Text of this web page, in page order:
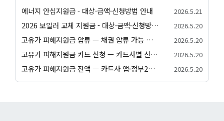
에너지 안심지원금 - 대상·금액·신청방법 안내 2026.5.21
2026 보일러 교체 지원금 - 대상·금액·신청방법 안내 2026.5.20
고유가 피해지원금 압류 — 채권 압류 가능 여부와 보호 절차 안내 2026.5.20
고유가 피해지원금 카드 신청 — 카드사별 신청 방법과 발급 절차 안내 2026.5.20
고유가 피해지원금 잔액 — 카드사 앱·정부24·앱별 잔액 조회 방법 2026.5.20